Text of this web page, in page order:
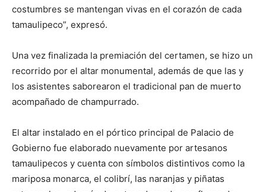
costumbres se mantengan vivas en el corazón de cada
tamaulipeco”, expresó.
Una vez finalizada la premiación del certamen, se hizo un
recorrido por el altar monumental, además de que las y
los asistentes saborearon el tradicional pan de muerto
acompañado de champurrado.
El altar instalado en el pórtico principal de Palacio de
Gobierno fue elaborado nuevamente por artesanos
tamaulipecos y cuenta con símbolos distintivos como la
mariposa monarca, el colibrí, las naranjas y piñatas